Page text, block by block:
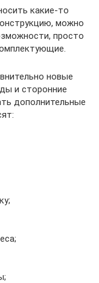
какие-то
можно
просто
новые
и сторонние
дополнительные